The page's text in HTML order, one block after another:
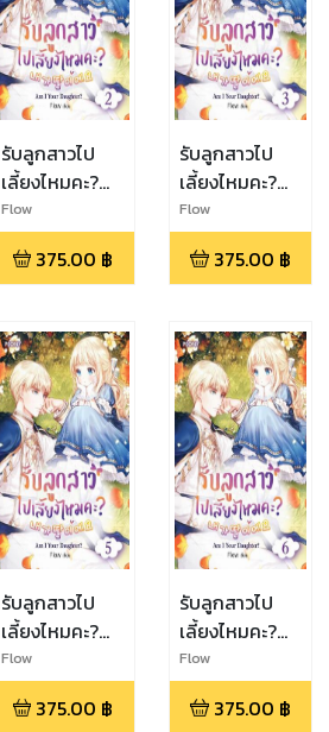
รับลูกสาวไป
เลี้ยงไหมคะ?
Am I a
Daughter?
เล่ม 2
Flow
375.00 ฿
รับลูกสาวไป
เลี้ยงไหมคะ?
Am I a
Daughter?
เล่ม 3
Flow
375.00 ฿
รับลูกสาวไป
เลี้ยงไหมคะ?
Am I a
Daughter?
เล่ม 5
Flow
375.00 ฿
รับลูกสาวไป
เลี้ยงไหมคะ?
Am I a
Daughter?
เล่ม 6
Flow
375.00 ฿